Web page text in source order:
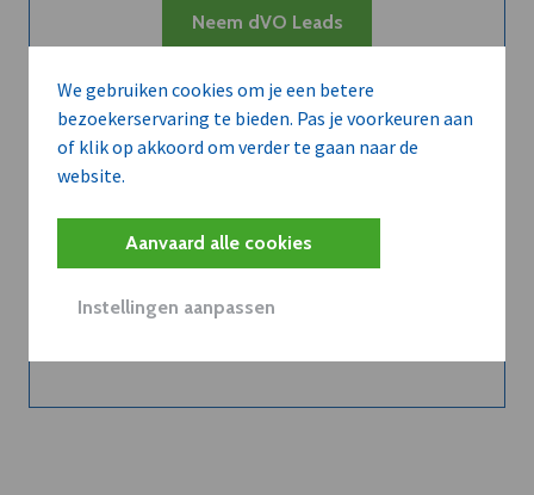
We gebruiken cookies om je een betere
bezoekerservaring te bieden. Pas je voorkeuren aan
of klik op akkoord om verder te gaan naar de
website.
Aanvaard alle cookies
Instellingen aanpassen
Neem dVO Leads
Belangrijk nieuws te
delen?